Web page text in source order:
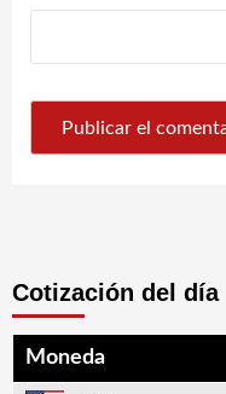
Cotización del día
Moneda